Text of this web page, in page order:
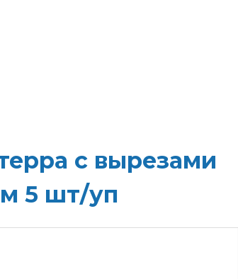
с вырезами
5 шт/уп